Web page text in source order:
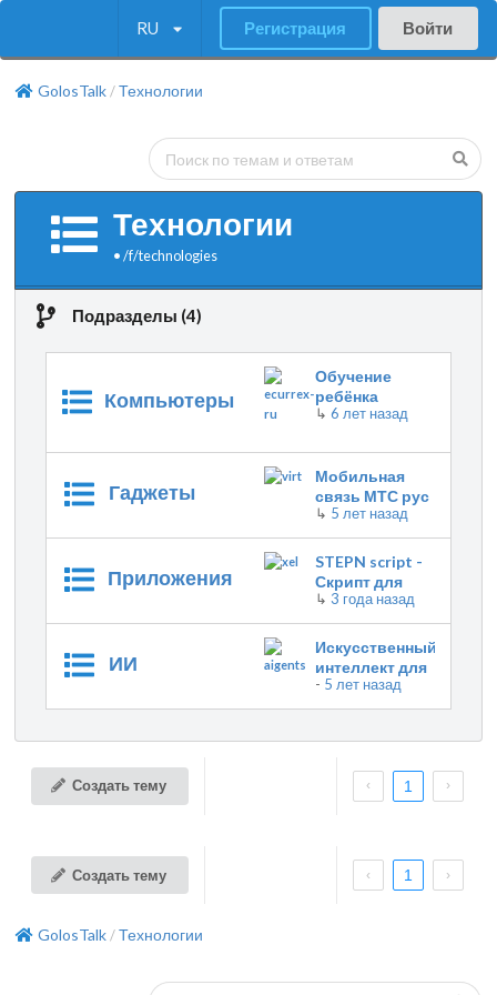
RU Регистрация Войти
GolosTalk/Технологии
Технологии
•/f/technologies
Подразделы (4)
Компьютеры
Обучение
ребёнка
программированию
↳ 6 лет назад
Гаджеты
Мобильная
связь МТС рус
за рубежом без
роуминга
↳ 5 лет назад
Приложения
STEPN script -
Скрипт для
мгновенного
выкупа лота по
заданной цене
↳ 3 года назад
ИИ
Искусственный
интеллект для
финтеха - скам
или
- 5 лет назад
Создать тему 1
Создать тему 1
GolosTalk /Технологии